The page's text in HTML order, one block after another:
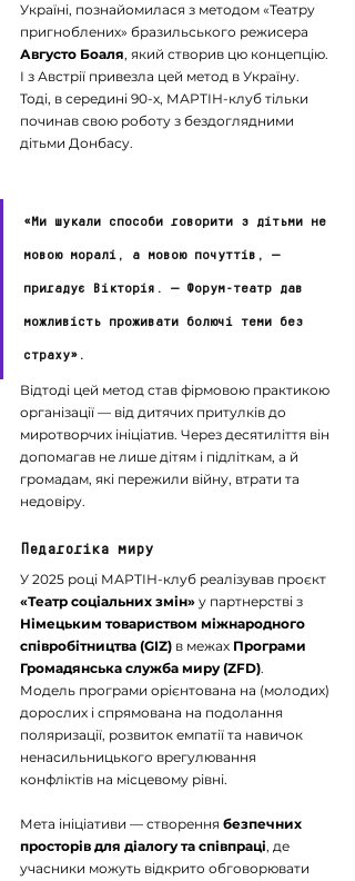
Україні, познайомилася з методом «Театру
пригноблених» бразильського режисера
Августо Боаля, який створив цю концепцію.
І з Австрії привезла цей метод в Україну.
Тоді, в середині 90-х, МАРТІН-клуб тільки
починав свою роботу з бездоглядними
дітьми Донбасу.
«Ми шукали способи говорити з дітьми не
мовою моралі, а мовою почуттів, —
пригадує Вікторія. — Форум-театр дав
можливість проживати болючі теми без
страху».
Відтоді цей метод став фірмовою практикою
організації — від дитячих притулків до
миротворчих ініціатив. Через десятиліття він
допомагав не лише дітям і підліткам, а й
громадам, які пережили війну, втрати та
недовіру.
Педагогіка миру
У 2025 році МАРТІН-клуб реалізував проєкт
«Театр соціальних змін» у партнерстві з
Німецьким товариством міжнародного
співробітництва (GIZ) в межах Програми
Громадянська служба миру (ZFD).
Модель програми орієнтована на (молодих)
дорослих і спрямована на подолання
поляризації, розвиток емпатії та навичок
ненасильницького врегулювання
конфліктів на місцевому рівні.
Мета ініціативи — створення безпечних
просторів для діалогу та співпраці, де
учасники можуть відкрито обговорювати